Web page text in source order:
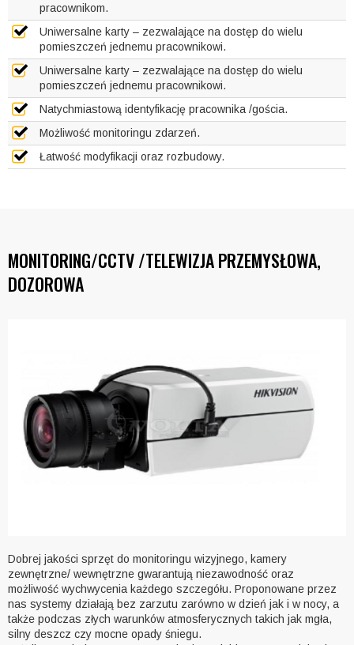
pracownikom.
Uniwersalne karty – zezwalające na dostęp do wielu
pomieszczeń jednemu pracownikowi.
Uniwersalne karty – zezwalające na dostęp do wielu
pomieszczeń jednemu pracownikowi.
Natychmiastową identyfikację pracownika /gościa.
Możliwość monitoringu zdarzeń.
Łatwość modyfikacji oraz rozbudowy.
MONITORING/CCTV /TELEWIZJA PRZEMYSŁOWA,
DOZOROWA
Dobrej jakości sprzęt do monitoringu wizyjnego, kamery
zewnętrzne/ wewnętrzne gwarantują niezawodność oraz
możliwość wychwycenia każdego szczegółu. Proponowane przez
nas systemy działają bez zarzutu zarówno w dzień jak i w nocy, a
także podczas złych warunków atmosferycznych takich jak mgła,
silny deszcz czy mocne opady śniegu.